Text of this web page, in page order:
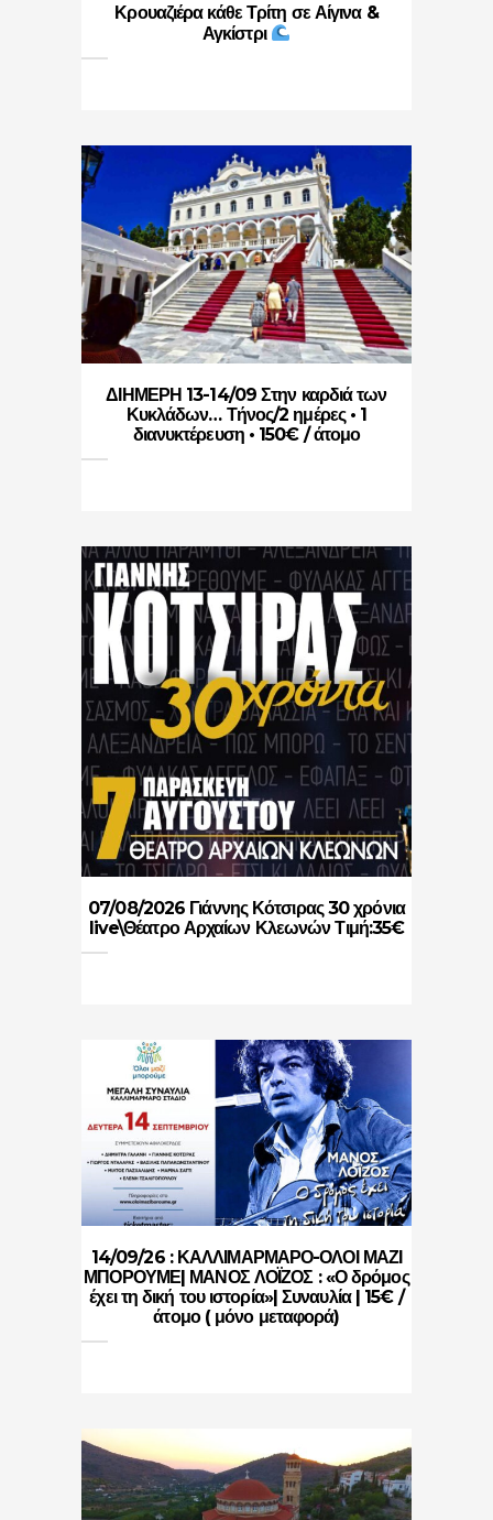
Κρουαζιέρα κάθε Τρίτη σε Αίγινα &
Αγκίστρι
ΔΙΗΜΕΡΗ 13-14/09 Στην καρδιά των
Κυκλάδων… Τήνος/2 ημέρες • 1
διανυκτέρευση • 150€ / άτομο
07/08/2026 Γιάννης Κότσιρας 30 χρόνια
live\Θέατρο Αρχαίων Κλεωνών Τιμή:35€
14/09/26 : ΚΑΛΛΙΜΑΡΜΑΡΟ-ΟΛΟΙ ΜΑΖΙ
ΜΠΟΡΟΥΜΕ| ΜΑΝΟΣ ΛΟΪΖΟΣ : «Ο δρόμος
έχει τη δική του ιστορία»| Συναυλία | 15€ /
άτομο ( μόνο μεταφορά)